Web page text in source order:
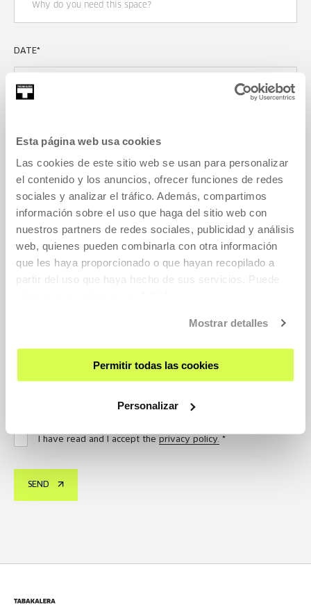
Esta página web usa cookies
Las cookies de este sitio web se usan para personalizar
el contenido y los anuncios, ofrecer funciones de redes
sociales y analizar el tráfico. Además, compartimos
información sobre el uso que haga del sitio web con
nuestros partners de redes sociales, publicidad y análisis
web, quienes pueden combinarla con otra información
que les haya proporcionado o que hayan recopilado a
partir del uso que haya hecho de sus servicios. Puede
Mostrar detalles
Permitir todas las cookies
Personalizar
DATE*
NEEDS
I have read and I accept the privacy policy. *
SEND